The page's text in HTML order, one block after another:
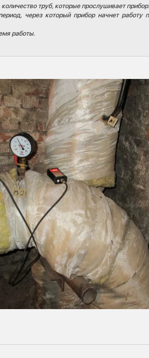
труб, которые прослушивает
через который прибор начнет работу
работы.